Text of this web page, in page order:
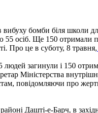
вибуху бомби біля школи
55 осіб. Ще 150 отримали
Про це в суботу, 8 травня,
людей загинули і 150
Міністерства
повідомляючи про
Дашті-е-Барч, в